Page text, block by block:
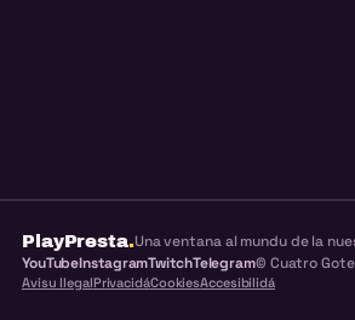
PlayPresta.Una ventana al mundu de la
YouTubeInstagramTwitchTelegram© Cuatro
Avisu llegalPrivacidáCookiesAccesibilidá